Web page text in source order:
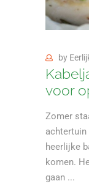
by
voor
Zomer
achtertuin
heerlijke
komen.
gaan